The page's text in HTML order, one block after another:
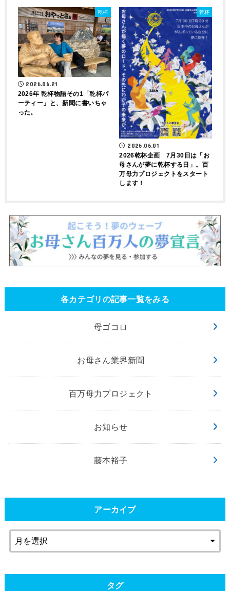
乾杯
2026.06.21
2026年 乾杯物語その1「乾杯パ
ーティー」と、新聞に書いちゃ
った。
乾杯
2026.06.01
2026乾杯企画 7月30日は「お
母さんが夢に乾杯する日」。百
万母力プロジェクトをスタート
します！
各カテゴリの記事一覧をみる
母ゴコロ
お母さん業界新聞
百万母力プロジェクト
お知らせ
藤本裕子
アーカイブ
タグ